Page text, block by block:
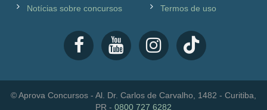
Notícias sobre concursos
Termos de uso
© Aprova Concursos - Al. Dr. Carlos de Carvalho, 1482 - Curitiba,
PR - 0800 727 6282